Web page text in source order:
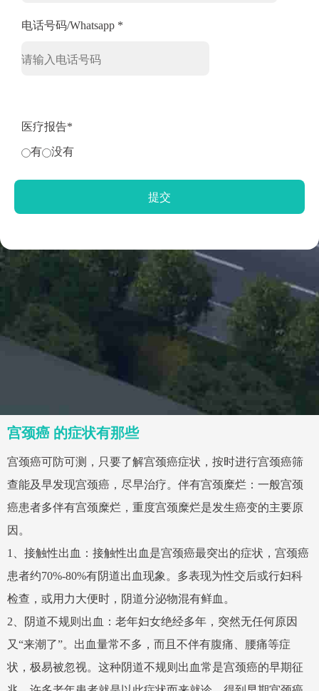
电话号码/Whatsapp *
医疗报告*
有 没有
宫颈癌 的症状有那些
宫颈癌可防可测，只要了解宫颈癌症状，按时进行宫颈癌筛
查能及早发现宫颈癌，尽早治疗。伴有宫颈糜烂：一般宫颈
癌患者多伴有宫颈糜烂，重度宫颈糜烂是发生癌变的主要原
因。
1、接触性出血：接触性出血是宫颈癌最突出的症状，宫颈癌
患者约70%-80%有阴道出血现象。多表现为性交后或行妇科
检查，或用力大便时，阴道分泌物混有鲜血。
2、
阴道不规则出血：老年妇女绝经多年，突然无任何原因
又“来潮了”。出血量常不多，而且不伴有腹痛、腰痛等症
状，极易被忽视。这种阴道不规则出血常是宫颈癌的早期征